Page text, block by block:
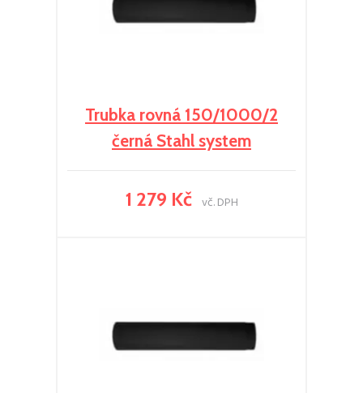
Trubka rovná 150/1000/2
černá Stahl system
1 279 Kč vč. DPH